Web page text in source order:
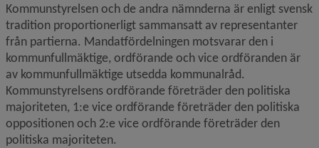
Kommunstyrelsen och de andra nämnderna är enligt svensk
tradition proportionerligt sammansatt av representanter
från partierna. Mandatfördelningen motsvarar den i
kommunfullmäktige, ordförande och vice ordföranden är
av kommunfullmäktige utsedda kommunalråd.
Kommunstyrelsens ordförande företräder den politiska
majoriteten, 1:e vice ordförande företräder den politiska
oppositionen och 2:e vice ordförande företräder den
politiska majoriteten.